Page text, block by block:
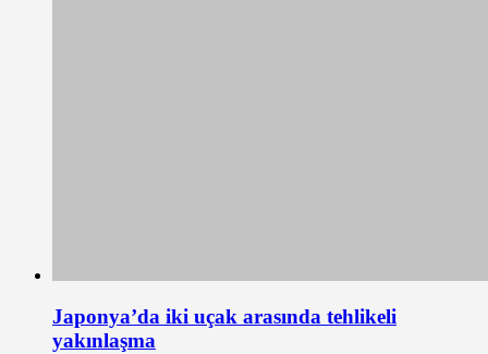
Japonya’da iki uçak arasında tehlikeli
yakınlaşma